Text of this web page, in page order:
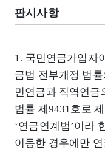
판시사항
1. 국민연금가입자
금법 전부개정 법
민연금과 직역연금
법률 제9431호로
‘연금연계법’이라
이동한 경우에만